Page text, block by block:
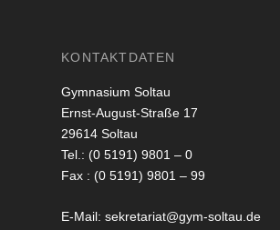
KONTAKTDATEN
Gymnasium Soltau
Ernst-August-Straße 17
29614 Soltau
Tel.: (0 5191) 9801 – 0
Fax : (0 5191) 9801 – 99
E-Mail: sekretariat@gym-soltau.de